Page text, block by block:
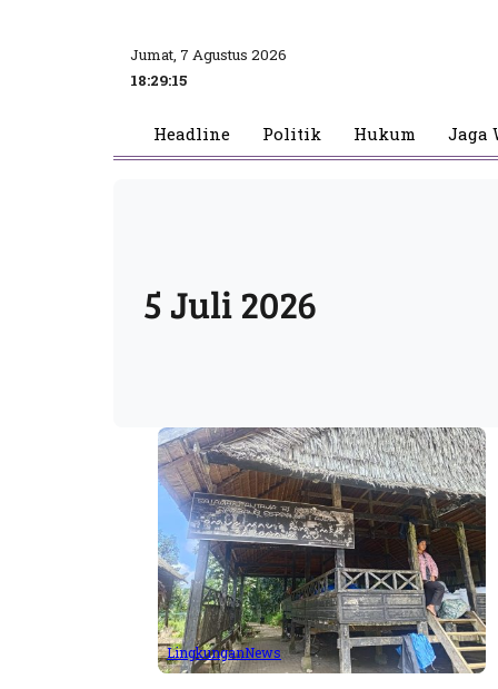
Jumat, 7 Agustus 2026
18:29:15
Headline Politik Hukum Jaga
5 Juli 2026
LingkunganNews